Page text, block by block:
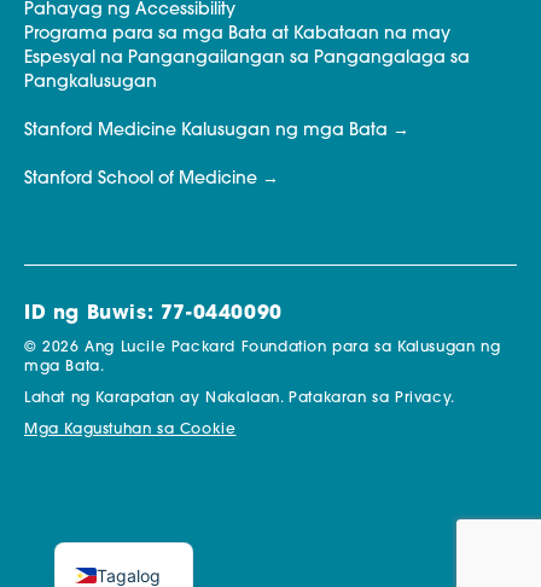
Pahayag ng Accessibility
Programa para sa mga Bata at Kabataan na may
Espesyal na Pangangailangan sa Pangangalaga sa
Pangkalusugan
Stanford Medicine Kalusugan ng mga Bata
Stanford School of Medicine
ID ng Buwis: 77-0440090
© 2026 Ang Lucile Packard Foundation para sa Kalusugan ng
mga Bata.
Lahat ng Karapatan ay Nakalaan. Patakaran sa Privacy.
Mga Kagustuhan sa Cookie
Tagalog